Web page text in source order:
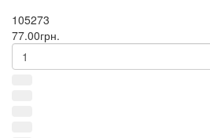
105273
77.00грн.